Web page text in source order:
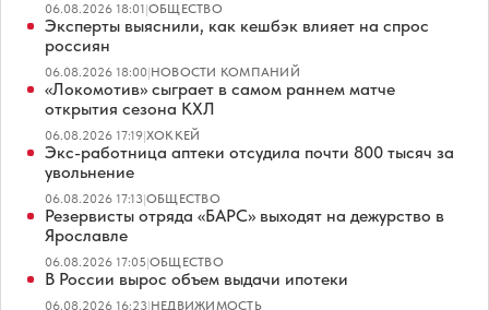
06.08.2026 18:01|ОБЩЕСТВО
Эксперты выяснили, как кешбэк влияет на спрос
россиян
06.08.2026 18:00|НОВОСТИ КОМПАНИЙ
«Локомотив» сыграет в самом раннем матче
открытия сезона КХЛ
06.08.2026 17:19|ХОККЕЙ
Экс-работница аптеки отсудила почти 800 тысяч за
увольнение
06.08.2026 17:13|ОБЩЕСТВО
Резервисты отряда «БАРС» выходят на дежурство в
Ярославле
06.08.2026 17:05|ОБЩЕСТВО
В России вырос объем выдачи ипотеки
06.08.2026 16:23|НЕДВИЖИМОСТЬ